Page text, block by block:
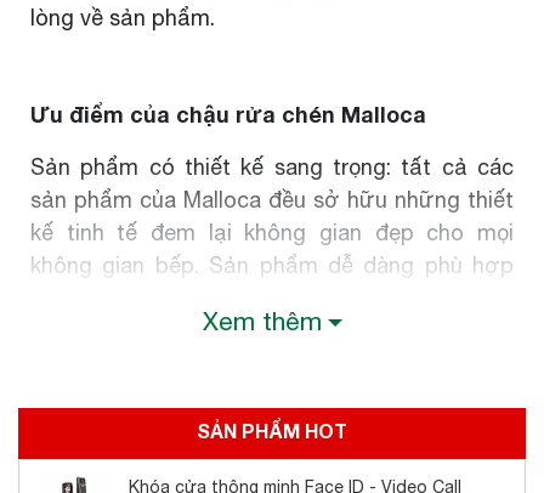
lòng về sản phẩm.
Ưu điểm của chậu rửa chén Malloca
Sản phẩm có thiết kế sang trọng: tất cả các
sản phẩm của Malloca đều sở hữu những thiết
kế tinh tế đem lại không gian đẹp cho mọi
không gian bếp. Sản phẩm dễ dàng phù hợp
gian sang trọng. Nên rất dễ đưa ra lựa chọn đối
Mẫu mã khá đa dạng: Chậu rửa chén Malloca
chi tiết trên chậu được hoàn thiện khá tỉ mỉ với
Xem thêm
SẢN PHẨM HOT
Khóa cửa thông minh Face ID - Video Call